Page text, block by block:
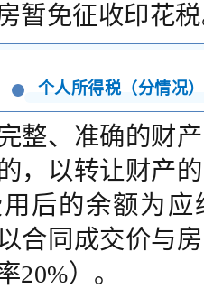
暂免征收印花
个人所得税（分情况）
整、准确的财
，以转让财产
后的余额为应
合同成交价与
20%）。